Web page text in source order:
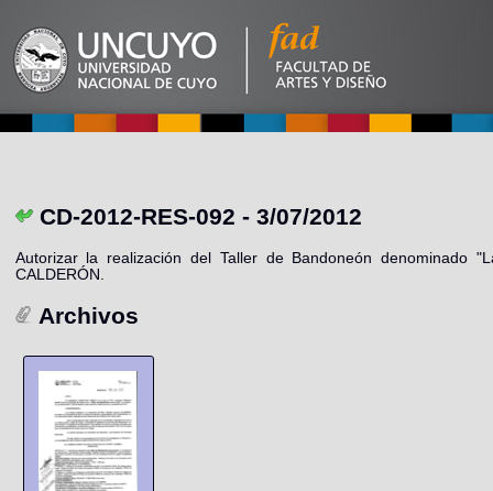
CD-2012-RES-092 - 3/07/2012
Autorizar la realización del Taller de Bandoneón denominado
CALDERÓN.
Archivos